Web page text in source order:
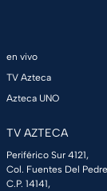
en vivo
TV Azteca
Azteca UNO
TV AZTECA
Periférico Sur 4121,
Col. Fuentes Del
C.P. 14141,